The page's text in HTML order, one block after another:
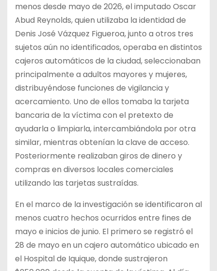
menos desde mayo de 2026, el imputado Oscar
Abud Reynolds, quien utilizaba la identidad de
Denis José Vázquez Figueroa, junto a otros tres
sujetos aún no identificados, operaba en distintos
cajeros automáticos de la ciudad, seleccionaban
principalmente a adultos mayores y mujeres,
distribuyéndose funciones de vigilancia y
acercamiento. Uno de ellos tomaba la tarjeta
bancaria de la víctima con el pretexto de
ayudarla o limpiarla, intercambiándola por otra
similar, mientras obtenían la clave de acceso.
Posteriormente realizaban giros de dinero y
compras en diversos locales comerciales
utilizando las tarjetas sustraídas.
En el marco de la investigación se identificaron al
menos cuatro hechos ocurridos entre fines de
mayo e inicios de junio. El primero se registró el
28 de mayo en un cajero automático ubicado en
el Hospital de Iquique, donde sustrajeron